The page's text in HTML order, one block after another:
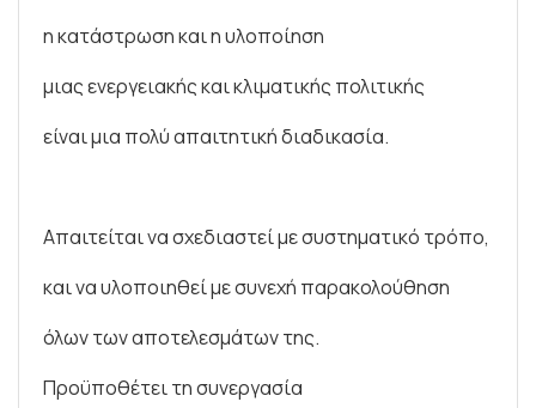
η κατάστρωση και η υλοποίηση
μιας ενεργειακής και κλιματικής πολιτικής
είναι μια πολύ απαιτητική διαδικασία.
Απαιτείται να σχεδιαστεί με συστηματικό τρόπο,
και να υλοποιηθεί με συνεχή παρακολούθηση
όλων των αποτελεσμάτων της.
Προϋποθέτει τη συνεργασία